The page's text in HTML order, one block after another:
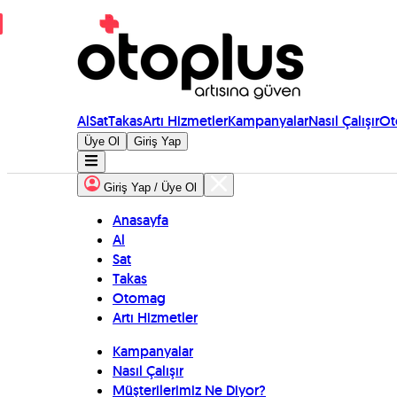
AlSatTakasArtı HizmetlerKampanyalarNasıl Çalışır
Üye Ol Giriş Yap
Giriş Yap / Üye Ol
Anasayfa
Al
Sat
Takas
Otomag
Artı Hizmetler
Kampanyalar
Nasıl Çalışır
Müşterilerimiz Ne Diyor?